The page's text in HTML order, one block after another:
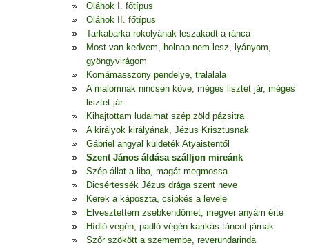
Oláhok I. főtípus
Oláhok II. főtípus
Tarkabarka rokolyának leszakadt a ránca
Most van kedvem, holnap nem lesz, lyányom,
gyöngyvirágom
Komámasszony pendelye, tralalala
A malomnak nincsen köve, méges lisztet jár, méges
lisztet jár
Kihajtottam ludaimat szép zöld pázsitra
A királyok királyának, Jézus Krisztusnak
Gábriel angyal küldeték Atyaistentől
Szent János áldása szálljon mireánk
Szép állat a liba, magát megmossa
Dicsértessék Jézus drága szent neve
Kerek a káposzta, csipkés a levele
Elvesztettem zsebkendőmet, megver anyám érte
Hídló végén, padló végén karikás táncot járnak
Szőr szökött a szemembe, reverundarinda